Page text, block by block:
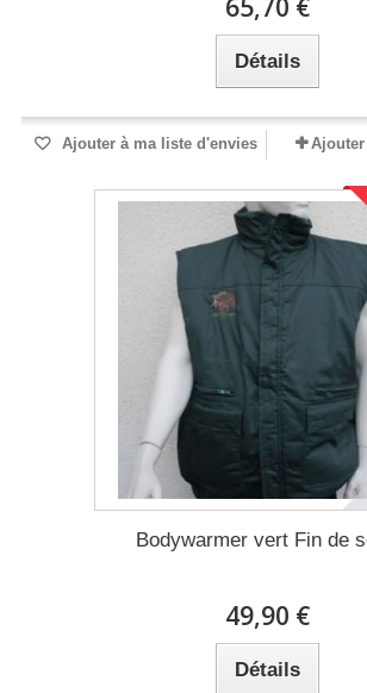
65,70 €
Détails
Ajouter à ma liste d'envies
Bodywarmer vert Fin de
49,90 €
Détails